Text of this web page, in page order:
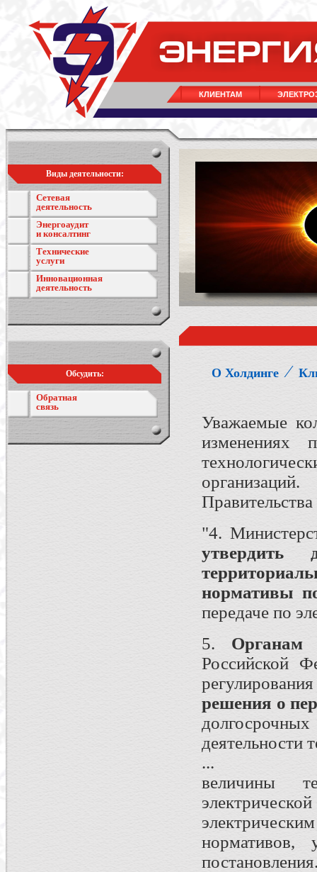
КЛИЕНТАМ
Виды деятельности:
Сетевая
деятельность
Энергоаудит
и консалтинг
Технические
услуги
Инновационная
деятельность
Обсудить:
Обратная
связь
О Холдинге ⁄
Уважаемые
изменениях
"4.
нормативы
передаче по
5. Органам
Российской
решения о
деятельности
...
величины
нормативов,